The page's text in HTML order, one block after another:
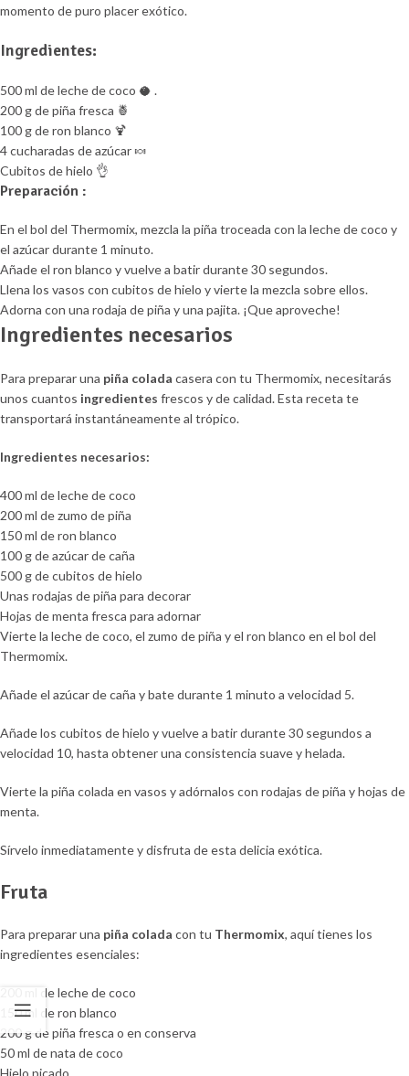
momento de puro placer exótico.
Ingredientes:
500 ml de leche de coco 🥥 .
200 g de piña fresca 🍍
100 g de ron blanco 🍹
4 cucharadas de azúcar 🍬
Cubitos de hielo 👌
Preparación :
En el bol del Thermomix, mezcla la piña troceada con la leche de coco y
el azúcar durante 1 minuto.
Añade el ron blanco y vuelve a batir durante 30 segundos.
Llena los vasos con cubitos de hielo y vierte la mezcla sobre ellos.
Adorna con una rodaja de piña y una pajita. ¡Que aproveche!
Ingredientes necesarios
Para preparar una piña colada casera con tu Thermomix, necesitarás
unos cuantos ingredientes frescos y de calidad. Esta receta te
transportará instantáneamente al trópico.
Ingredientes necesarios:
400 ml de leche de coco
200 ml de zumo de piña
150 ml de ron blanco
100 g de azúcar de caña
500 g de cubitos de hielo
Unas rodajas de piña para decorar
Hojas de menta fresca para adornar
Vierte la leche de coco, el zumo de piña y el ron blanco en el bol del
Thermomix.
Añade el azúcar de caña y bate durante 1 minuto a velocidad 5.
Añade los cubitos de hielo y vuelve a batir durante 30 segundos a
velocidad 10, hasta obtener una consistencia suave y helada.
Vierte la piña colada en vasos y adórnalos con rodajas de piña y hojas de
menta.
Sírvelo inmediatamente y disfruta de esta delicia exótica.
Fruta
Para preparar una piña colada con tu Thermomix, aquí tienes los
ingredientes esenciales:
200 ml de leche de coco
150 ml de ron blanco
200 g de piña fresca o en conserva
50 ml de nata de coco
Hielo picado